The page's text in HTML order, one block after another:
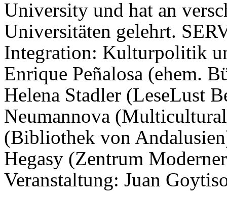
University und hat an
Universitäten gelehrt.
Integration: Kulturpolitik
Enrique Peñalosa (ehem.
Helena Stadler (LeseLust
Neumannova
(Bibliothek von
Hegasy (Zentrum
Veranstaltung: Juan